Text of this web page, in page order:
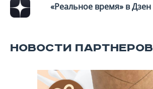
«Реальное время» в Дзен
НОВОСТИ ПАРТНЕРОВ